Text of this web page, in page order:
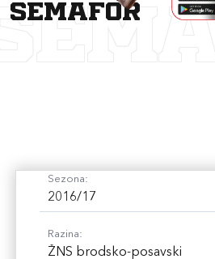
semafor
Sezona:
2016/17
Razina:
ŽNS brodsko-posavski